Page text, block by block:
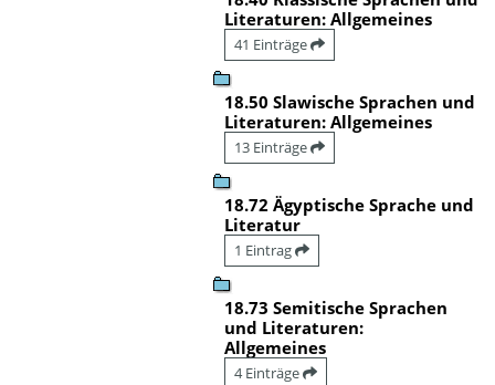
Literaturen: Allgemeines
41 Einträge
18.50 Slawische Sprachen und
Literaturen: Allgemeines
13 Einträge
18.72 Ägyptische Sprache und
Literatur
1 Eintrag
18.73 Semitische Sprachen
und Literaturen:
Allgemeines
4 Einträge